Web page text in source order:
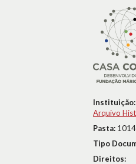
Instituição:
Arquivo
Pasta:
Tipo
Direitos: